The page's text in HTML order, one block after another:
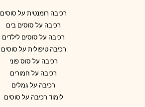
רכיבה רומנטית על סוסים
רכיבה על סוסים בים
רכיבה על סוסים לילדים
רכיבה טיפולית על סוסים
רכיבה על סוס פוני
רכיבה על חמורים
רכיבה על גמלים
לימוד רכיבה על סוסים